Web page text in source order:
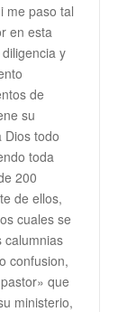
me paso tal
en esta
y
de
su
Dios todo
toda
200
de ellos,
cuales se
calumnias
confusion,
que
ministerio,